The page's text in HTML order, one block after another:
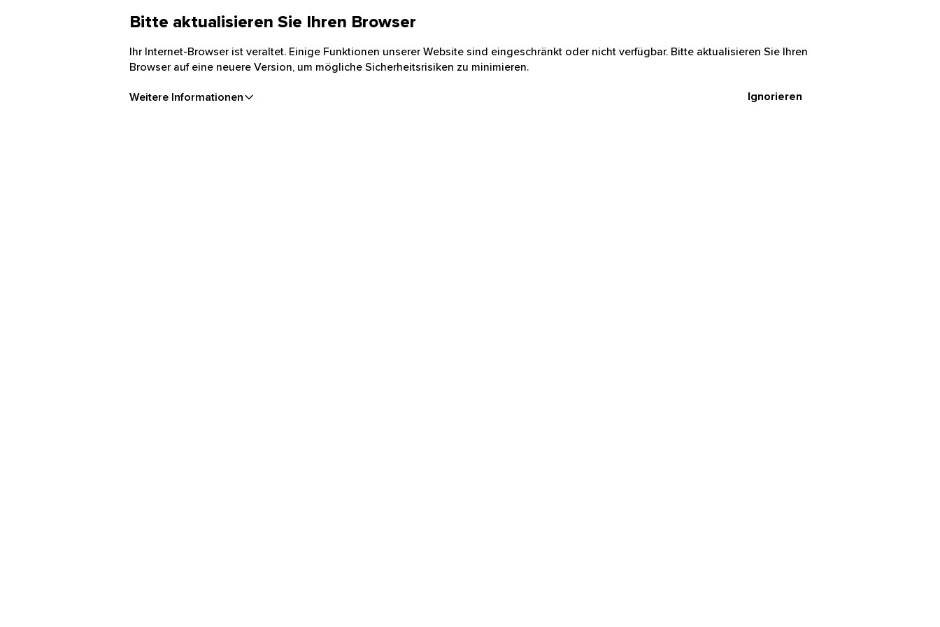
Bitte aktualisieren Sie Ihren Browser
Ihr Internet-Browser ist veraltet. Einige Funktionen unserer Website sind eingeschränkt oder nicht verfügbar. Bitte aktualisieren Sie Ihren
Browser auf eine neuere Version, um mögliche Sicherheitsrisiken zu minimieren.
Weitere Informationen Ignorieren